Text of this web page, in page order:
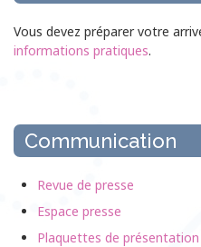
Vous devez préparer votre
informations pratiques.
Communication
Revue de presse
Espace presse
Plaquettes de présentation